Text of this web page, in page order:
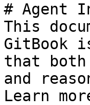
# Agent
This
GitBook
that both
and
Learn